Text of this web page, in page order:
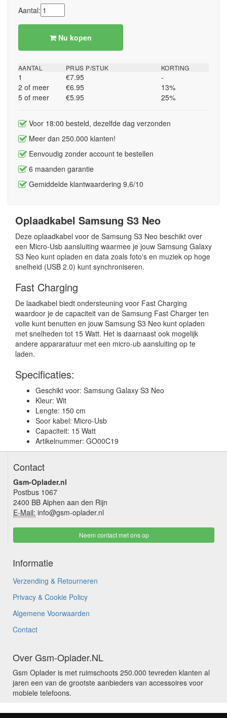
Aantal:
Nu kopen
AANTAL
1
2 of meer
5 of meer
PRIJS P/STUK
€7.95
€6.95
€5.95
KORTING
-
13%
25%
Voor 18:00 besteld, dezelfde dag verzonden
Meer dan 250.000 klanten!
Eenvoudig zonder account te bestellen
6 maanden garantie
Gemiddelde klantwaardering 9,6/10
Oplaadkabel Samsung S3 Neo
Deze oplaadkabel voor de Samsung S3 Neo beschikt over
een Micro-Usb aansluiting waarmee je jouw Samsung Galaxy
S3 Neo kunt opladen en data zoals foto's en muziek op hoge
snelheid (USB 2.0) kunt synchroniseren.
Fast Charging
De laadkabel biedt ondersteuning voor Fast Charging
waardoor je de capaciteit van de Samsung Fast Charger ten
volle kunt benutten en jouw Samsung S3 Neo kunt opladen
met snelheden tot 15 Watt. Het is daarnaast ook mogelijk
andere appararatuur met een micro-ub aansluiting op te
laden.
Specificaties:
Geschikt voor: Samsung Galaxy S3 Neo
Kleur: Wit
Lengte: 150 cm
Soor kabel: Micro-Usb
Capaciteit: 15 Watt
Artikelnummer: GO00C19
Contact
Gsm-Oplader.nl
Postbus 1067
2400 BB Alphen aan den Rijn
E-Mail: info@gsm-oplader.nl
Neem contact met ons op
Informatie
Verzending & Retourneren
Privacy & Cookie Policy
Algemene Voorwaarden
Contact
Over Gsm-Oplader.NL
Gsm Oplader is met ruimschoots 250.000 tevreden klanten al
jaren een van de grootste aanbieders van accessoires voor
mobiele telefoons.